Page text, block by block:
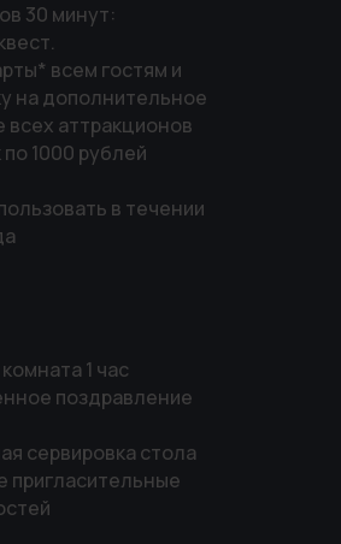
30 минут:
всем гостям и
на дополнительное
аттракционов
1000 рублей
в течении
1 час
поздравление
сервировка стола
пригласительные